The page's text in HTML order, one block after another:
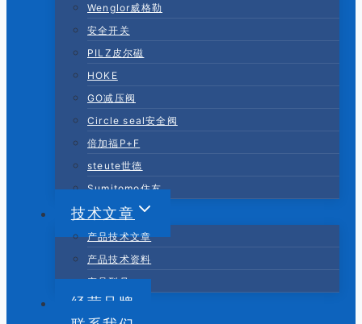
Wenglor威格勒
安全开关
PILZ皮尔磁
HOKE
GO减压阀
Circle seal安全阀
倍加福P+F
steute世德
Sumitomo住友
技术文章
产品技术文章
产品技术资料
产品型号
经营品牌